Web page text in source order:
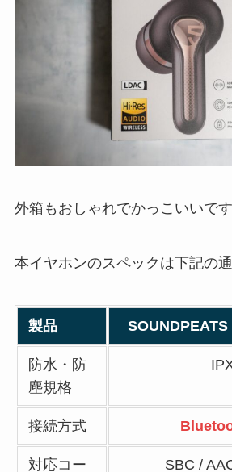
外箱もおしゃれでかっこいいです
本イヤホンのスペックは下記の
製品
防水・防
塵規格
接続方式
対応コー
SBC /